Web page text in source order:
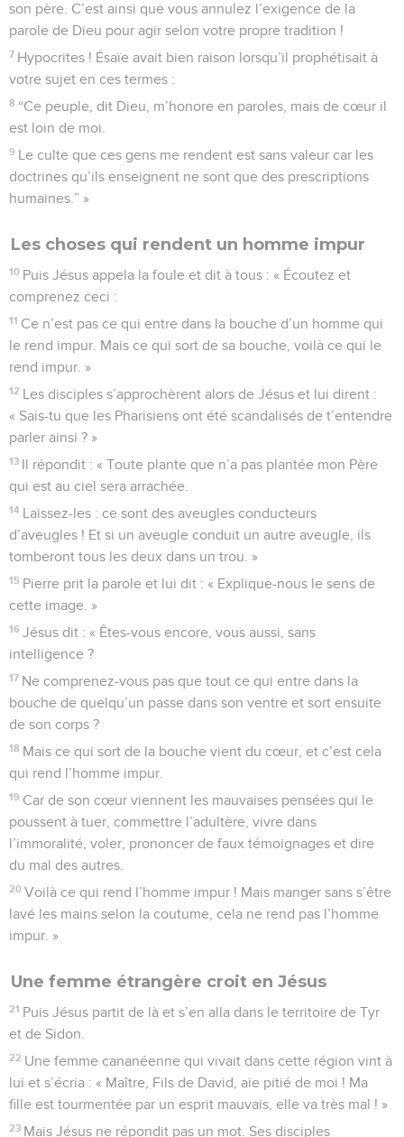
son père. C’est ainsi que vous annulez l’exigence de la
parole de Dieu pour agir selon votre propre tradition !
7 Hypocrites ! Ésaïe avait bien raison lorsqu’il prophétisait à
votre sujet en ces termes :
8 “Ce peuple, dit Dieu, m’honore en paroles, mais de cœur il
est loin de moi.
9 Le culte que ces gens me rendent est sans valeur car les
doctrines qu’ils enseignent ne sont que des prescriptions
humaines.” »
Les choses qui rendent un homme impur
10 Puis Jésus appela la foule et dit à tous : « Écoutez et
comprenez ceci :
11 Ce n’est pas ce qui entre dans la bouche d’un homme qui
le rend impur. Mais ce qui sort de sa bouche, voilà ce qui le
rend impur. »
12 Les disciples s’approchèrent alors de Jésus et lui dirent :
« Sais-tu que les Pharisiens ont été scandalisés de t’entendre
parler ainsi ? »
13 Il répondit : « Toute plante que n’a pas plantée mon Père
qui est au ciel sera arrachée.
14 Laissez-les : ce sont des aveugles conducteurs
d’aveugles ! Et si un aveugle conduit un autre aveugle, ils
tomberont tous les deux dans un trou. »
15 Pierre prit la parole et lui dit : « Explique-nous le sens de
cette image. »
16 Jésus dit : « Êtes-vous encore, vous aussi, sans
intelligence ?
17 Ne comprenez-vous pas que tout ce qui entre dans la
bouche de quelqu’un passe dans son ventre et sort ensuite
de son corps ?
18 Mais ce qui sort de la bouche vient du cœur, et c’est cela
qui rend l’homme impur.
19 Car de son cœur viennent les mauvaises pensées qui le
poussent à tuer, commettre l’adultère, vivre dans
l’immoralité, voler, prononcer de faux témoignages et dire
du mal des autres.
20 Voilà ce qui rend l’homme impur ! Mais manger sans s’être
lavé les mains selon la coutume, cela ne rend pas l’homme
impur. »
Une femme étrangère croit en Jésus
21 Puis Jésus partit de là et s’en alla dans le territoire de Tyr
et de Sidon.
22 Une femme cananéenne qui vivait dans cette région vint à
lui et s’écria : « Maître, Fils de David, aie pitié de moi ! Ma
fille est tourmentée par un esprit mauvais, elle va très mal ! »
23 Mais Jésus ne répondit pas un mot. Ses disciples